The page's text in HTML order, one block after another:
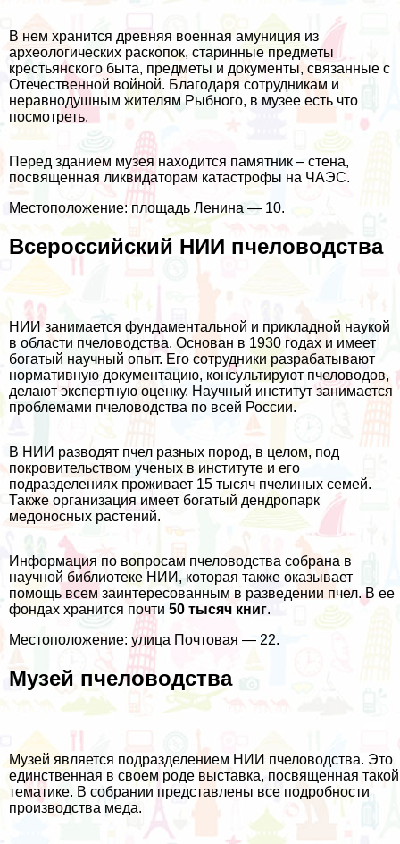
В нем хранится древняя военная амуниция из
археологических раскопок, старинные предметы
крестьянского быта, предметы и документы, связанные с
Отечественной войной. Благодаря сотрудникам и
неравнодушным жителям Рыбного, в музее есть что
посмотреть.
Перед зданием музея находится памятник – стена,
посвященная ликвидаторам катастрофы на ЧАЭС.
Местоположение: площадь Ленина — 10.
Всероссийский НИИ пчеловодства
НИИ занимается фундаментальной и прикладной наукой
в области пчеловодства. Основан в 1930 годах и имеет
богатый научный опыт. Его сотрудники разрабатывают
нормативную документацию, консультируют пчеловодов,
делают экспертную оценку. Научный институт занимается
проблемами пчеловодства по всей России.
В НИИ разводят пчел разных пород, в целом, под
покровительством ученых в институте и его
подразделениях проживает 15 тысяч пчелиных семей.
Также организация имеет богатый дендропарк
медоносных растений.
Информация по вопросам пчеловодства собрана в
научной библиотеке НИИ, которая также оказывает
помощь всем заинтересованным в разведении пчел. В ее
фондах хранится почти 50 тысяч книг.
Местоположение: улица Почтовая — 22.
Музей пчеловодства
Музей является подразделением НИИ пчеловодства. Это
единственная в своем роде выставка, посвященная такой
тематике. В собрании представлены все подробности
производства меда.